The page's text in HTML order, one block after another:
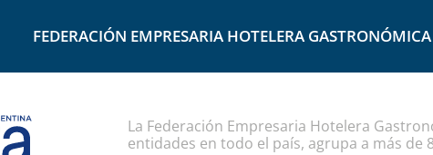
FEDERACIÓN EMPRESARIA HOTELERA
La Federación Empresaria Hotelera
entidades en todo el país, agrupa a más